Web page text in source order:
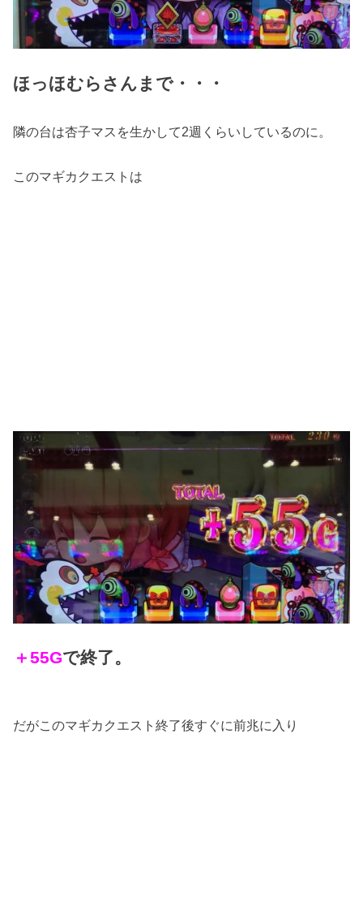
ほっほむらさんまで・・・
隣の台は杏子マスを生かして2週くらいしているのに。
このマギカクエストは
＋55Gで終了。
だがこのマギカクエスト終了後すぐに前兆に入り